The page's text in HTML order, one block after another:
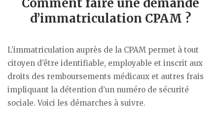
Comment faire une demande
d’immatriculation CPAM ?
L’immatriculation auprès de la CPAM permet à tout
citoyen d’être identifiable, employable et inscrit aux
droits des remboursements médicaux et autres frais
impliquant la détention d’un numéro de sécurité
sociale. Voici les démarches à suivre.